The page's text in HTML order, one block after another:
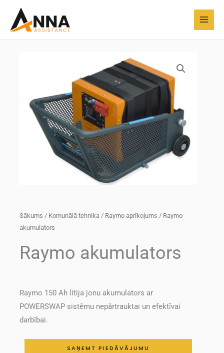
saturu
Sākums / Komunālā tehnika / Raymo aprīkojums / Raymo
akumulators
Raymo akumulators
Raymo 150 Ah litija jonu akumulators ar
POWERSWAP sistēmu nepārtrauktai un efektīvai
darbībai.
SAŅEMT PIEDĀVĀJUMU